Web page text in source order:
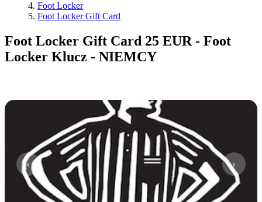
Foot Locker
Foot Locker Gift Card
Foot Locker Gift Card 25 EUR - Foot
Locker Klucz - NIEMCY